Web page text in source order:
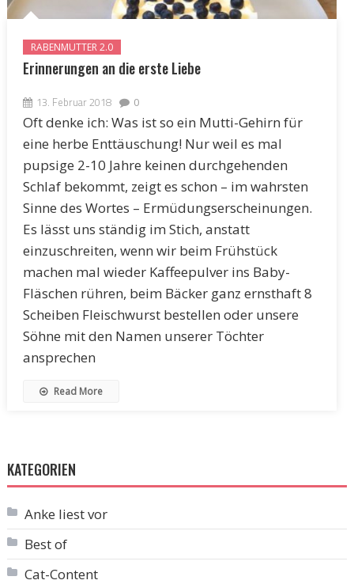
RABENMUTTER 2.0
Erinnerungen an die erste Liebe
13. Februar 2018 0
Oft denke ich: Was ist so ein Mutti-Gehirn für
eine herbe Enttäuschung! Nur weil es mal
pupsige 2-10 Jahre keinen durchgehenden
Schlaf bekommt, zeigt es schon – im wahrsten
Sinne des Wortes – Ermüdungserscheinungen.
Es lässt uns ständig im Stich, anstatt
einzuschreiten, wenn wir beim Frühstück
machen mal wieder Kaffeepulver ins Baby-
Fläschen rühren, beim Bäcker ganz ernsthaft 8
Scheiben Fleischwurst bestellen oder unsere
Söhne mit den Namen unserer Töchter
ansprechen
Read More
KATEGORIEN
Anke liest vor
Best of
Cat-Content